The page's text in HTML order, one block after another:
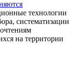
технологии
систематизации
на территории